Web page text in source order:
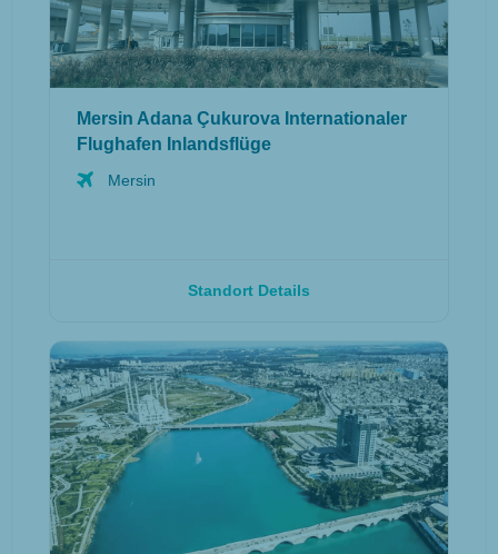
Mersin Adana Çukurova Internationaler
Flughafen Inlandsflüge
Mersin
Standort Details